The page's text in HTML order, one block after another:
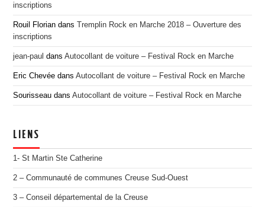
CONTACT
inscriptions
Rouil Florian dansTremplin Rock en Marche 2018 – Ouverture des
inscriptions
jean-paul dansAutocollant de voiture – Festival Rock en Marche
Eric Chevée dansAutocollant de voiture – Festival Rock en Marche
Sourisseau dansAutocollant de voiture – Festival Rock en Marche
LIENS
1- St Martin Ste Catherine
2 – Communauté de communes Creuse Sud-Ouest
3 – Conseil départemental de la Creuse